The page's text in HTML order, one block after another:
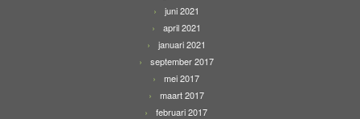
juni 2021
april 2021
januari 2021
september 2017
mei 2017
maart 2017
februari 2017